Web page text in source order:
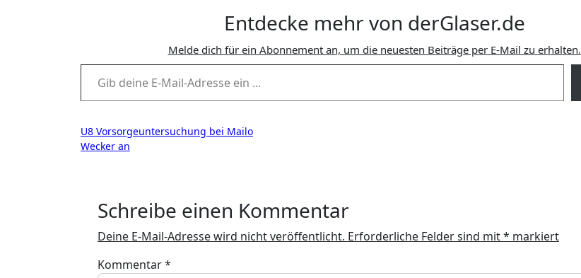
Entdecke mehr von derGlaser.de
Melde dich für ein Abonnement an, um die neuesten Beiträge per E-Mail zu erhalten.
Gib deine E-Mail-Adresse ein ...
Beitragsnavigation
U8 Vorsorgeuntersuchung bei Mailo
Wecker an
Schreibe einen Kommentar
Deine E-Mail-Adresse wird nicht veröffentlicht. Erforderliche Felder sind mit* markiert
Kommentar*